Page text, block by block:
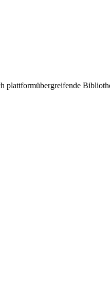
plattformübergreifende